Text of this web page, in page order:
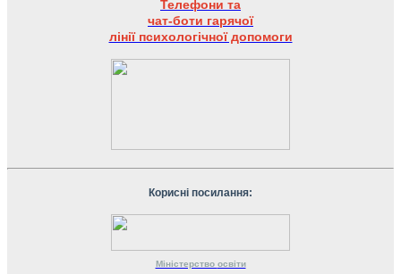
Телефони та
чат-боти гарячої
лінії психологічної допомоги
Корисні посилання:
Міністерство освіти